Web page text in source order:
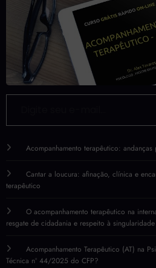
Digite seu e-mail…
Acompanhamento terapêutico:
Cantar a loucura: afinação, clínica e
terapêutico
O acompanhamento terapêutico na
resgate de cidadania e respeito à singularidade
Acompanhamento Terapêutico (AT) na
Técnica nº 44/2025 do CFP?